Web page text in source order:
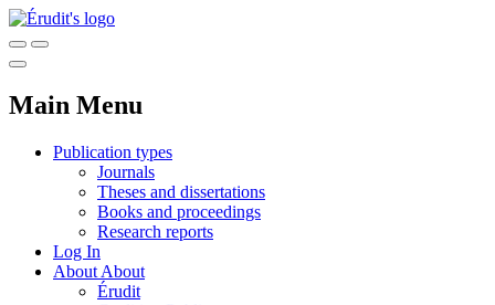
Main Menu
Publication types
Journals
Theses and dissertations
Books and proceedings
Research reports
Log In
About About
Érudit